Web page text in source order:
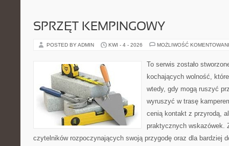
SPRZĘT KEMPINGOWY
POSTED BY ADMIN KWI - 4 - 2026 MOŻLIWOŚĆ
To serwis zostało
kochających wolność,
wtedy, gdy mogą ruszyć
wyruszyć w trasę
cenią kontakt z przyrodą,
praktycznych wskazówek.
czytelników rozpoczynających swoją przygodę oraz dla bardziej